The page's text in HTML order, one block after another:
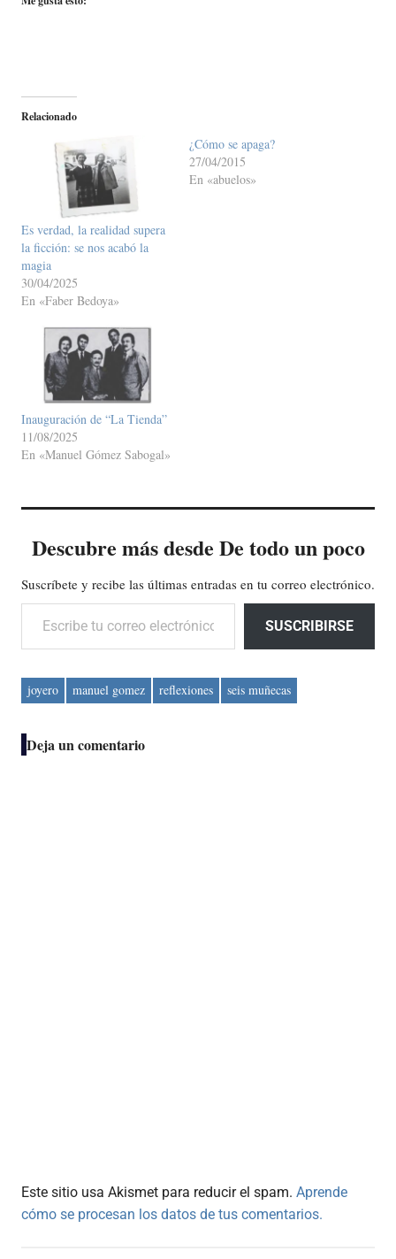
Relacionado
Es verdad, la realidad supera
la ficción: se nos acabó la
magia
30/04/2025
En «Faber Bedoya»
¿Cómo se apaga?
27/04/2015
En «abuelos»
Inauguración de “La Tienda”
11/08/2025
En «Manuel Gómez Sabogal»
Descubre más desde De todo un poco
Suscríbete y recibe las últimas entradas en tu correo electrónico.
Escribe tu correo electrónico…
SUSCRIBIRSE
joyero manuel gomez reflexiones seis muñecas
Deja un comentario
Este sitio usa Akismet para reducir el spam. Aprende
cómo se procesan los datos de tus comentarios.